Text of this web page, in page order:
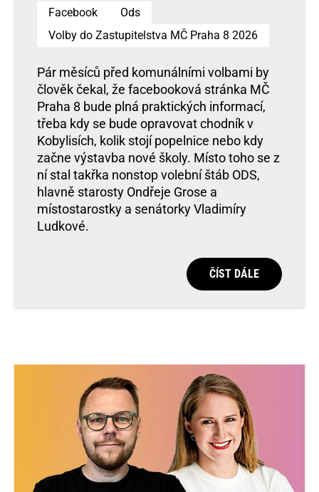
Facebook
Ods
Volby do Zastupitelstva MČ Praha 8 2026
Pár měsíců před komunálními volbami by
člověk čekal, že facebooková stránka MČ
Praha 8 bude plná praktických informací,
třeba kdy se bude opravovat chodník v
Kobylisích, kolik stojí popelnice nebo kdy
začne výstavba nové školy. Místo toho se z
ní stal takřka nonstop volební štáb ODS,
hlavně starosty Ondřeje Grose a
místostarostky a senátorky Vladimíry
Ludkové.
ČÍST DÁLE